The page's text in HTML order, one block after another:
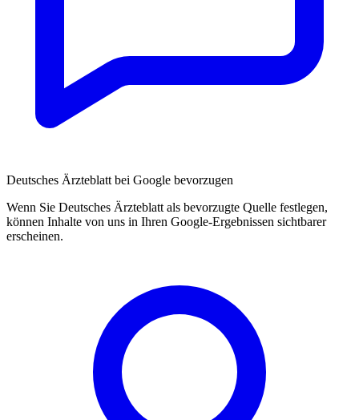
Deutsches Ärzteblatt bei Google bevorzugen
Wenn Sie Deutsches Ärzteblatt als bevorzugte Quelle festlegen,
können Inhalte von uns in Ihren Google-Ergebnissen sichtbarer
erscheinen.